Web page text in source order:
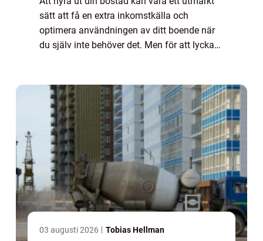
sätt att få en extra inkomstkälla och
optimera användningen av ditt boende när
du själv inte behöver det. Men för att lyckas
03 augusti 2026 Tobias Hellman